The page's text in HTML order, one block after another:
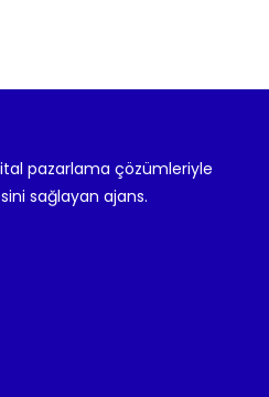
pazarlama çözümleriyle
sağlayan ajans.